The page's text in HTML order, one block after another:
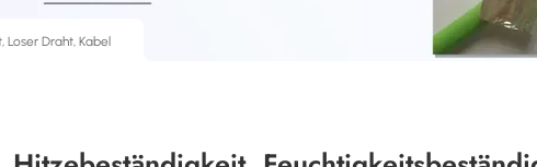
Draht, Kabel